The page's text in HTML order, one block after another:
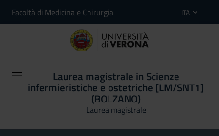
Facoltà di Medicina e Chirurgia ITA
Laurea magistrale in Scienze
infermieristiche e ostetriche [LM/SNT1]
(BOLZANO)
Laurea magistrale